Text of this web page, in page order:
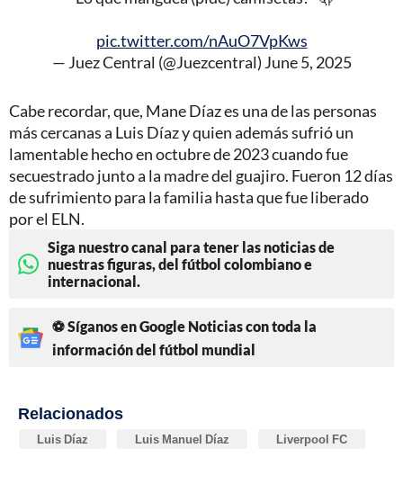
pic.twitter.com/nAuO7VpKws
— Juez Central (@Juezcentral) June 5, 2025
Cabe recordar, que, Mane Díaz es una de las personas
más cercanas a Luis Díaz y quien además sufrió un
lamentable hecho en octubre de 2023 cuando fue
secuestrado junto a la madre del guajiro. Fueron 12 días
de sufrimiento para la familia hasta que fue liberado
por el ELN.
Siga nuestro canal para tener las noticias de
nuestras figuras, del fútbol colombiano e
internacional.
⚽ Síganos en Google Noticias con toda la
información del fútbol mundial
Relacionados
Luis Díaz Luis Manuel Díaz Liverpool FC